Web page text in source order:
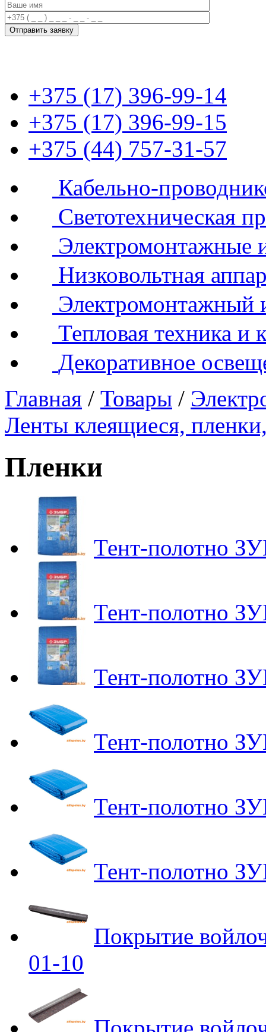
+375 (17) 396-99-14
+375 (17) 396-99-15
+375 (44) 757-31-57
Кабельно-
Светотехническая
Электромонтажные
Низковольтная
Электромонтажный
Тепловая техника и
Декоративное
Главная / Товары /
Ленты клеящиеся,
Пленки
Тент-полотно
Тент-полотно
Тент-полотно
Тент-полотно
Тент-полотно
Тент-полотно
Покрытие
01-10